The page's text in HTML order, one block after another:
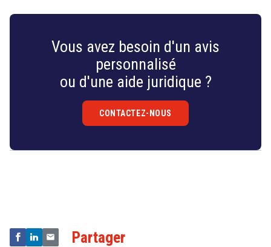
Vous avez besoin d'un avis
personnalisé
ou d'une aide juridique ?
CONTACTEZ-NOUS
Partager